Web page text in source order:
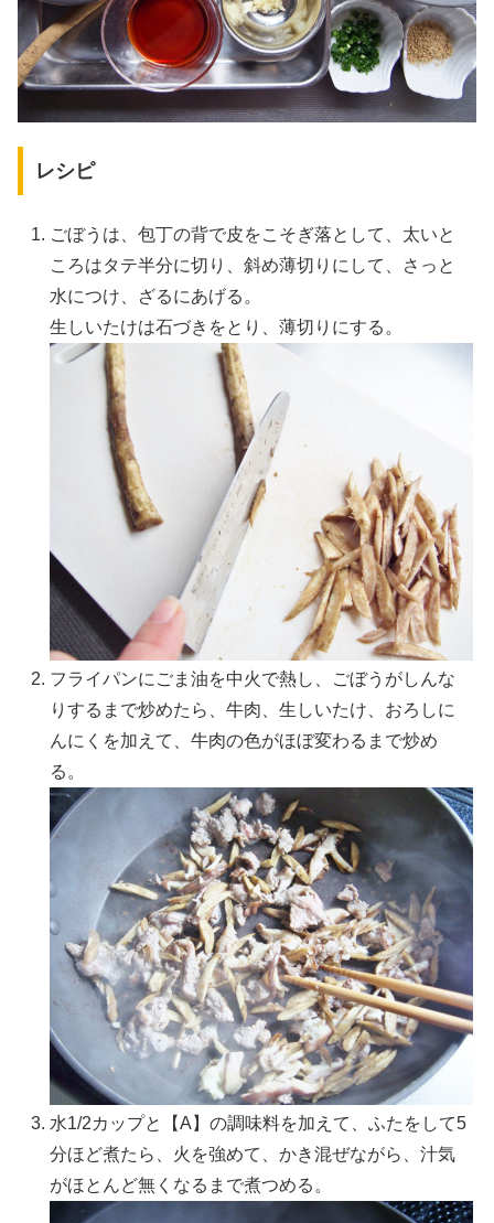
レシピ
ごぼうは、包丁の背で皮をこそぎ落として、太いと
ころはタテ半分に切り、斜め薄切りにして、さっと
水につけ、ざるにあげる。
生しいたけは石づきをとり、薄切りにする。
フライパンにごま油を中火で熱し、ごぼうがしんな
りするまで炒めたら、牛肉、生しいたけ、おろしに
んにくを加えて、牛肉の色がほぼ変わるまで炒め
る。
水1/2カップと【A】の調味料を加えて、ふたをして5
分ほど煮たら、火を強めて、かき混ぜながら、汁気
がほとんど無くなるまで煮つめる。